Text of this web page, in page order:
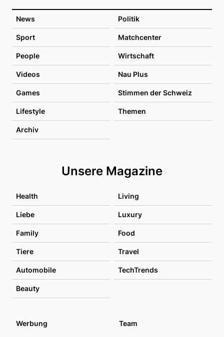
News Politik
Sport Matchcenter
People Wirtschaft
Videos Nau Plus
Games Stimmen der Schweiz
Lifestyle Themen
Archiv
Unsere Magazine
Health Living
Liebe Luxury
Family Food
Tiere Travel
Automobile TechTrends
Beauty
Werbung
Team